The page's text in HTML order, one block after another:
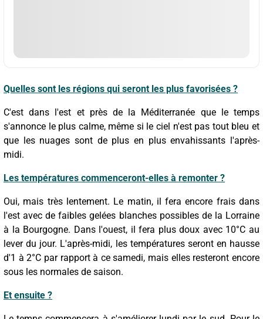
Quelles sont les régions qui seront les plus favorisées ?
C'est dans l'est et près de la Méditerranée que le temps
s'annonce le plus calme, même si le ciel n'est pas tout bleu et
que les nuages sont de plus en plus envahissants l'après-
midi.
Les températures commenceront-elles à remonter ?
Oui, mais très lentement. Le matin, il fera encore frais dans
l'est avec de faibles gelées blanches possibles de la Lorraine
à la Bourgogne. Dans l'ouest, il fera plus doux avec 10°C au
lever du jour. L'après-midi, les températures seront en hausse
d'1 à 2°C par rapport à ce samedi, mais elles resteront encore
sous les normales de saison.
Et ensuite ?